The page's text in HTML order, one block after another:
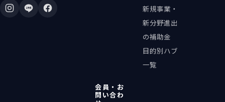
新規事業・
新分野進出
の補助金
目的別ハブ
一覧
会員・お
問い合わ